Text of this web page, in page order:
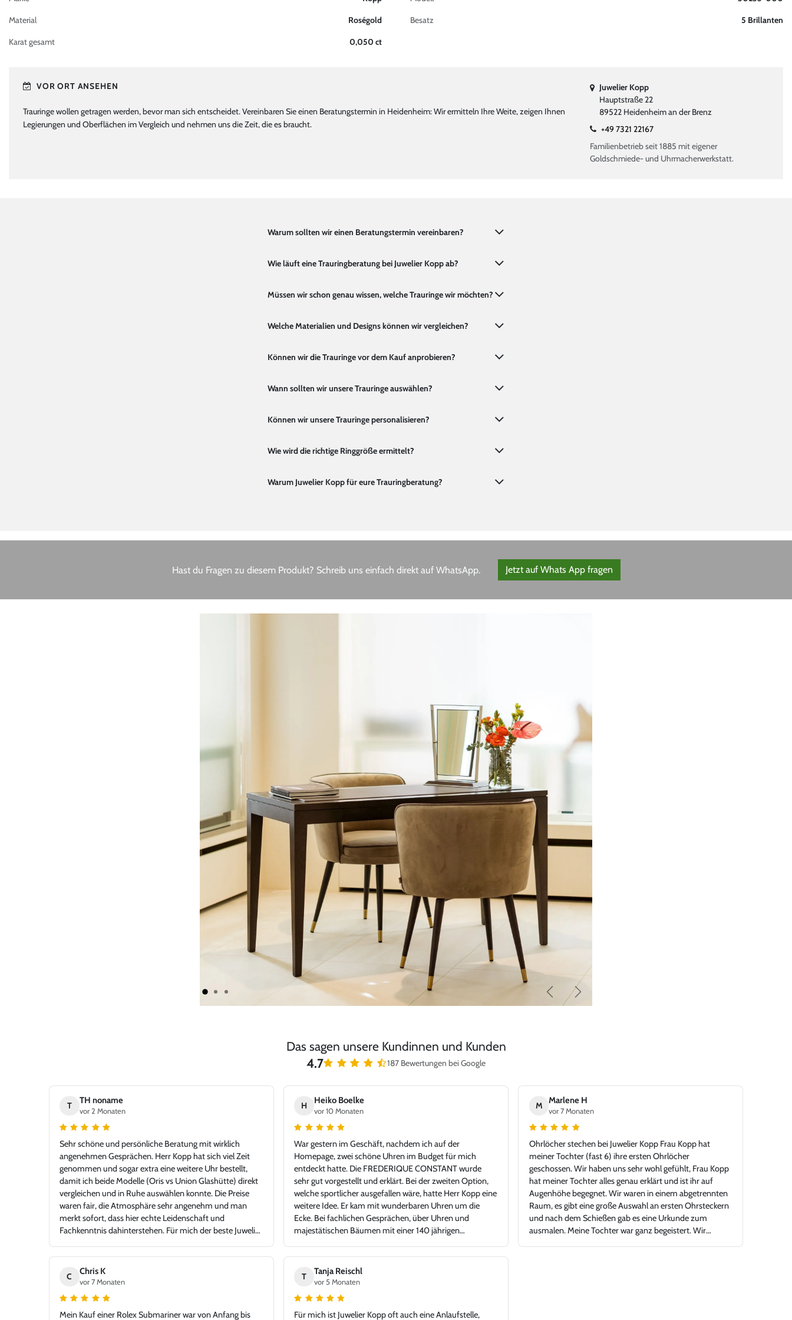
Material Roségold Besatz 5 Brillanten
Karat gesamt 0,050 ct
VOR ORT ANSEHEN
Trauringe wollen getragen werden, bevor man sich entscheidet. Vereinbaren Sie einen Beratungstermin in Heidenheim: Wir ermitteln Ihre Weite, zeigen Ihnen
Legierungen und Oberflächen im Vergleich und nehmen uns die Zeit, die es braucht.
Juwelier Kopp
Hauptstraße 22
89522 Heidenheim an der Brenz
+49 7321 22167
Familienbetrieb seit 1885 mit eigener
Goldschmiede- und Uhrmacherwerkstatt.
Warum sollten wir einen Beratungstermin vereinbaren?
Wie läuft eine Trauringberatung bei Juwelier Kopp ab?
Müssen wir schon genau wissen, welche Trauringe wir möchten?
Welche Materialien und Designs können wir vergleichen?
Können wir die Trauringe vor dem Kauf anprobieren?
Wann sollten wir unsere Trauringe auswählen?
Können wir unsere Trauringe personalisieren?
Wie wird die richtige Ringgröße ermittelt?
Warum Juwelier Kopp für eure Trauringberatung?
Hast du Fragen zu diesem Produkt? Schreib uns einfach direkt auf WhatsApp. Jetzt auf Whats App fragen
Zurück Weiter
Das sagen unsere Kundinnen und Kunden
4.7 187 Bewertungen bei Google
T
TH noname
vor 2 Monaten
Sehr schöne und persönliche Beratung mit wirklich
angenehmen Gesprächen. Herr Kopp hat sich viel Zeit
genommen und sogar extra eine weitere Uhr bestellt,
damit ich beide Modelle (Oris vs Union Glashütte) direkt
vergleichen und in Ruhe auswählen konnte. Die Preise
waren fair, die Atmosphäre sehr angenehm und man
merkt sofort, dass hier echte Leidenschaft und
Fachkenntnis dahinterstehen. Für mich der beste Juwelier
in jeder Großstadt bestehen könnte. Ich bin sehr froh,
Juwelier Kopp gefunden zu haben, und werde definitiv
wiederkommen. Klare Empfehlung!
H
Heiko Boelke
vor 10 Monaten
War gestern im Geschäft, nachdem ich auf der
Homepage, zwei schöne Uhren im Budget für mich
entdeckt hatte. Die FREDERIQUE CONSTANT wurde
sehr gut vorgestellt und erklärt. Bei der zweiten Option,
welche sportlicher ausgefallen wäre, hatte Herr Kopp eine
weitere Idee. Er kam mit wunderbaren Uhren um die
Ecke. Bei fachlichen Gesprächen, über Uhren und
majestätischen Bäumen mit einer 140 jährigen
Tolle Idee - glücklicher Kunde, Danke!
M
Marlene H
vor 7 Monaten
Ohrlöcher stechen bei Juwelier Kopp Frau Kopp hat
meiner Tochter (fast 6) ihre ersten Ohrlöcher
geschossen. Wir haben uns sehr wohl gefühlt, Frau Kopp
hat meiner Tochter alles genau erklärt und ist ihr auf
Augenhöhe begegnet. Wir waren in einem abgetrennten
Raum, es gibt eine große Auswahl an ersten Ohrsteckern
und nach dem Schießen gab es eine Urkunde zum
ausmalen. Meine Tochter war ganz begeistert. Wir
C
Chris K
vor 7 Monaten
Mein Kauf einer Rolex Submariner war von Anfang bis
T
Tanja Reischl
vor 5 Monaten
Für mich ist Juwelier Kopp oft auch eine Anlaufstelle,